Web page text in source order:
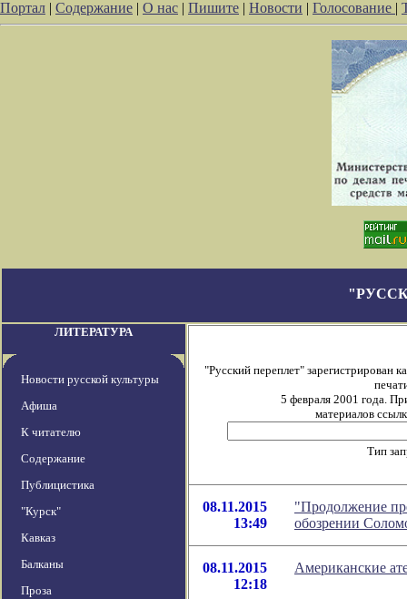
Портал | Содержание | О нас | Пишите | Новости | Голосование |
ЛИТЕРАТУРА
Новости русской культуры
Афиша
К читателю
Содержание
Публицистика
"Курск"
Кавказ
Балканы
Проза
"Русский переплет" зарегистрирован
5 февраля 2001 года.
материалов
Тип
08.11.2015
13:49
"Продолжение
обозрении
08.11.2015
12:18
Американские